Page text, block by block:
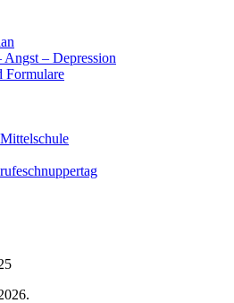
– Depression
Formulare
.